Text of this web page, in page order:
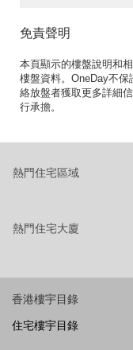
免責聲明
本頁顯示的樓盤說明和
樓盤資料。OneDay不
絡放盤者獲取更多詳細
行承擔。
熱門住宅區域
熱門住宅大廈
香港樓宇目錄
住宅樓宇目錄